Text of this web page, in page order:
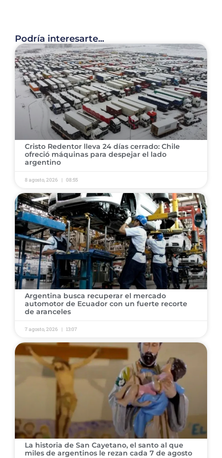
Podría interesarte...
Cristo Redentor lleva 24 días cerrado: Chile
ofreció máquinas para despejar el lado
argentino
8 agosto, 2026 08:55
Argentina busca recuperar el mercado
automotor de Ecuador con un fuerte recorte
de aranceles
7 agosto, 2026 13:07
La historia de San Cayetano, el santo al que
miles de argentinos le rezan cada 7 de agosto